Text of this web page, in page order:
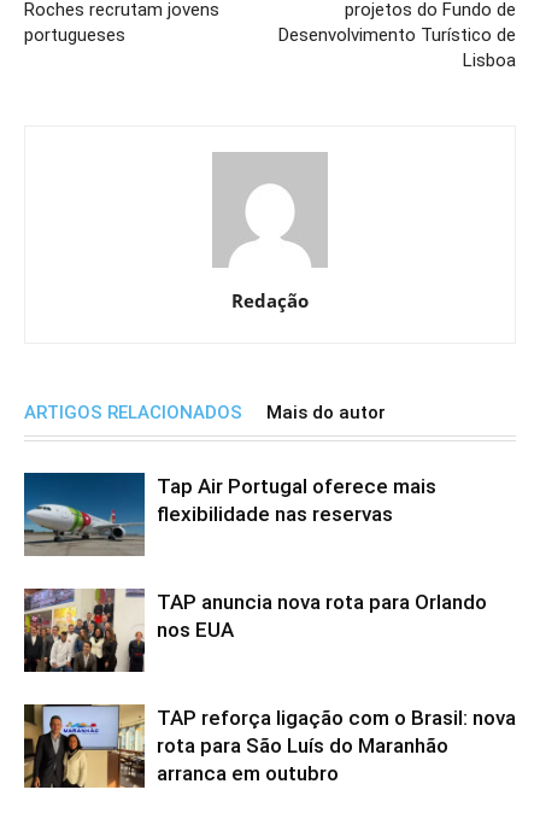
Roches recrutam jovens
portugueses
projetos do Fundo de
Desenvolvimento Turístico de
Lisboa
Redação
ARTIGOS RELACIONADOS Mais do autor
Tap Air Portugal oferece mais
flexibilidade nas reservas
TAP anuncia nova rota para Orlando
nos EUA
TAP reforça ligação com o Brasil: nova
rota para São Luís do Maranhão
arranca em outubro